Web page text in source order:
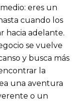
eres un
cuando los
hacia adelante.
se vuelve
y busca más
la
una aventura
o un